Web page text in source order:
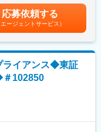
充と事業拡大に向け、以
レクション：製品の仕様
強みを活かし、国内外
拓・ネゴシエーション、
戦略の立案：製品の価
、プロモーション手法、
。月給(月額)は固定手当を
応募依頼する
エージェントサービス）
ライアンス◆東証
102850